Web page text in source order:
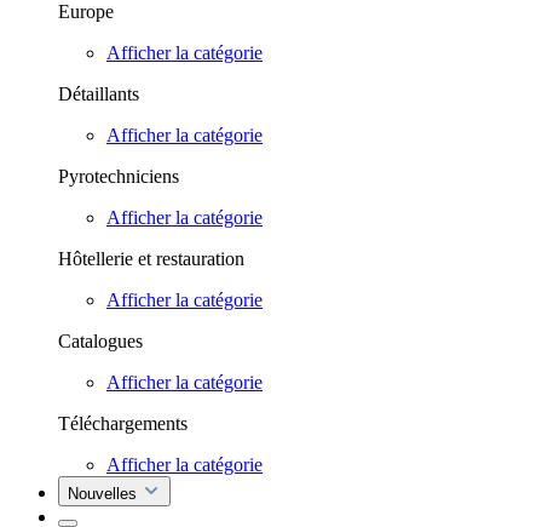
Europe
Afficher la catégorie
Détaillants
Afficher la catégorie
Pyrotechniciens
Afficher la catégorie
Hôtellerie et restauration
Afficher la catégorie
Catalogues
Afficher la catégorie
Téléchargements
Afficher la catégorie
Nouvelles